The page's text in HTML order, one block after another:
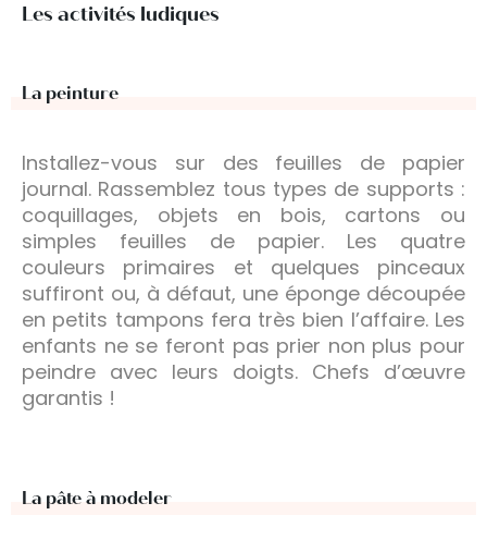
Les activités ludiques
La peinture
Installez-vous sur des feuilles de papier
journal. Rassemblez tous types de supports :
coquillages, objets en bois, cartons ou
simples feuilles de papier. Les quatre
couleurs primaires et quelques pinceaux
suffiront ou, à défaut, une éponge découpée
en petits tampons fera très bien l’affaire. Les
enfants ne se feront pas prier non plus pour
peindre avec leurs doigts. Chefs d’œuvre
garantis !
La pâte à modeler